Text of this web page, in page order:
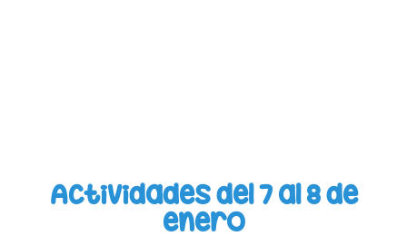
Actividades del 7 al 8 de
enero